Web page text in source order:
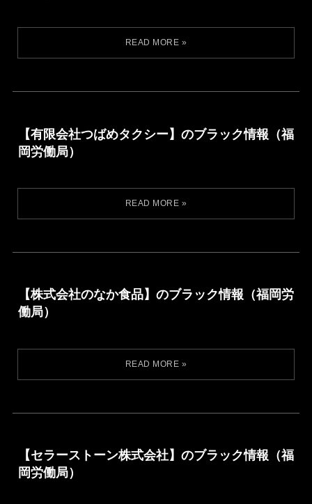
【有限会社つばめタクシー】のブラック情報（福
岡労働局）
【株式会社のなか食品】のブラック情報（福岡労
働局）
【セラーストーン株式会社】のブラック情報（福
岡労働局）